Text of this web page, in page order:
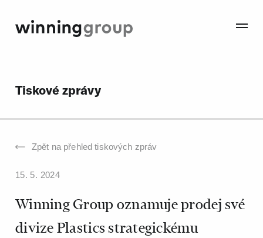
Tiskové zprávy
Zpět na přehledtiskových zpráv
15. 5. 2024
Winning Group oznamuje prodej své
divize Plastics strategickému